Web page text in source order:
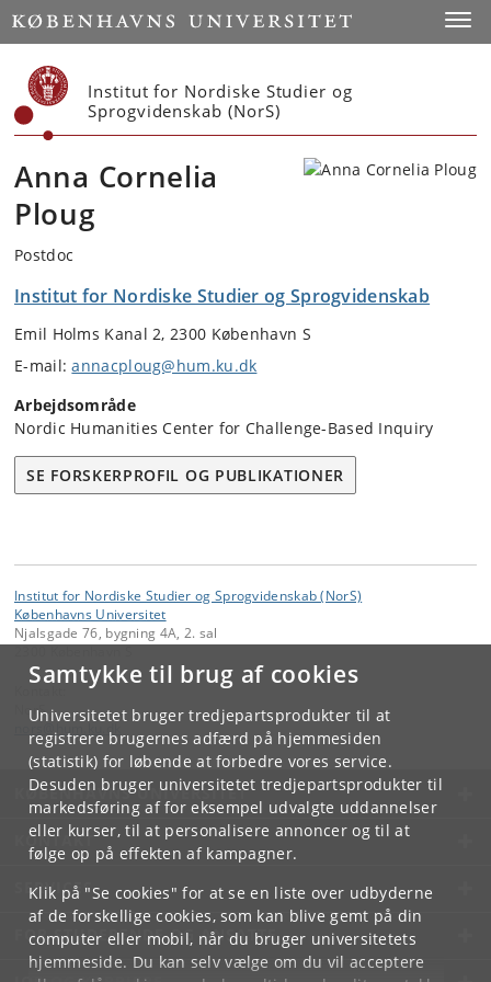
Samtykke til brug af cookies
Universitetet bruger tredjepartsprodukter til at
registrere brugernes adfærd på hjemmesiden
(statistik) for løbende at forbedre vores service.
Desuden bruger universitetet tredjepartsprodukter til
markedsføring af for eksempel udvalgte uddannelser
eller kurser, til at personalisere annoncer og til at
følge op på effekten af kampagner.
Klik på "Se cookies" for at se en liste over udbyderne
af de forskellige cookies, som kan blive gemt på din
computer eller mobil, når du bruger universitetets
hjemmeside. Du kan selv vælge om du vil acceptere
Start
Institut for Nordiske Studier og
Sprogvidenskab (NorS)
Anna Cornelia
Ploug
Postdoc
Institut for Nordiske Studier og Sprogvidenskab
Emil Holms Kanal 2, 2300 København S
E-mail:annacploug@hum.ku.dk
Arbejdsområde
Nordic Humanities Center for Challenge-Based Inquiry
SE FORSKERPROFIL OG PUBLIKATIONER
Institut for Nordiske Studier og Sprogvidenskab (NorS)
Københavns Universitet
Njalsgade 76, bygning 4A, 2. sal
NorS
KØBENHAVNS UNIVERSITET
KONTAKT
SERVICES
FOR STUDERENDE OG ANSATTE